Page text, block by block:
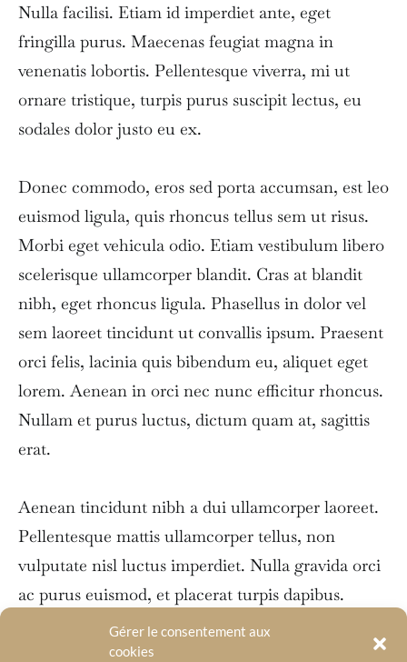
Gérer le consentement aux
cookies
Nulla facilisi. Etiam id imperdiet ante, eget
fringilla purus. Maecenas feugiat magna in
venenatis lobortis. Pellentesque viverra, mi ut
ornare tristique, turpis purus suscipit lectus, eu
sodales dolor justo eu ex.
Donec commodo, eros sed porta accumsan, est leo
euismod ligula, quis rhoncus tellus sem ut risus.
Morbi eget vehicula odio. Etiam vestibulum libero
scelerisque ullamcorper blandit. Cras at blandit
nibh, eget rhoncus ligula. Phasellus in dolor vel
sem laoreet tincidunt ut convallis ipsum. Praesent
orci felis, lacinia quis bibendum eu, aliquet eget
lorem. Aenean in orci nec nunc efficitur rhoncus.
Nullam et purus luctus, dictum quam at, sagittis
erat.
Aenean tincidunt nibh a dui ullamcorper laoreet.
Pellentesque mattis ullamcorper tellus, non
vulputate nisl luctus imperdiet. Nulla gravida orci
ac purus euismod, et placerat turpis dapibus.
Etiam vel tristique turpis, tincidunt cursus neque.
Nam vel suscipit turpis, a pharetra nibh. Curabitur